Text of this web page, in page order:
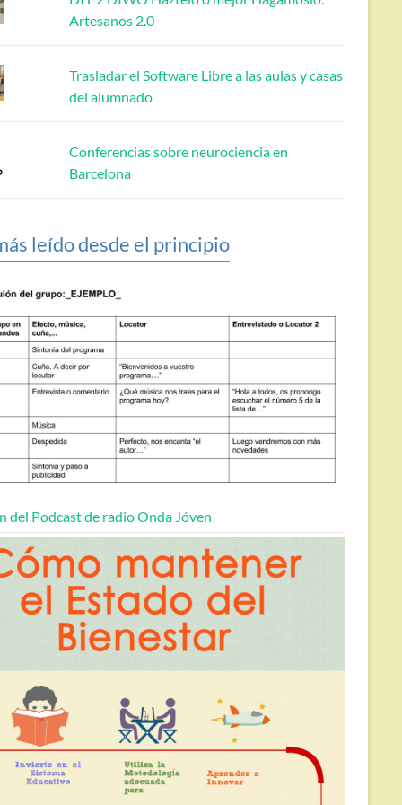
Artesanos 2.0
Trasladar el Software Libre a las aulas y casas
del alumnado
Conferencias sobre neurociencia en
Barcelona
leído desde el principio
del Podcast de radio Onda Jóven